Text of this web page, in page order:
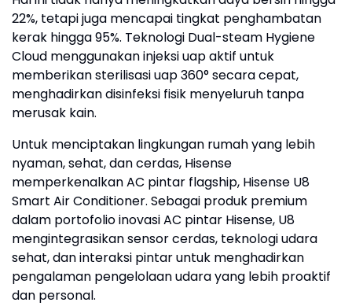
22%, tetapi juga mencapai tingkat penghambatan
kerak hingga 95%. Teknologi Dual-steam Hygiene
Cloud menggunakan injeksi uap aktif untuk
memberikan sterilisasi uap 360° secara cepat,
menghadirkan disinfeksi fisik menyeluruh tanpa
merusak kain.
Untuk menciptakan lingkungan rumah yang lebih
nyaman, sehat, dan cerdas, Hisense
memperkenalkan AC pintar flagship, Hisense U8
Smart Air Conditioner. Sebagai produk premium
dalam portofolio inovasi AC pintar Hisense, U8
mengintegrasikan sensor cerdas, teknologi udara
sehat, dan interaksi pintar untuk menghadirkan
pengalaman pengelolaan udara yang lebih proaktif
dan personal.